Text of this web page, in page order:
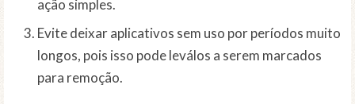
ação simples.
Evite deixar aplicativos sem uso por períodos muito
longos, pois isso pode leválos a serem marcados
para remoção.